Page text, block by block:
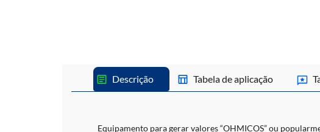
Descrição Tabela de aplicação
Equipamento para gerar valores “OHMICOS” ou